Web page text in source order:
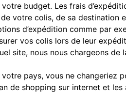
budget. Les frais
votre colis, de sa destination
d’expédition comme par
vos colis lors de leur
site, nous nous chargeons de
votre pays, vous ne changeriez
de shopping sur internet et